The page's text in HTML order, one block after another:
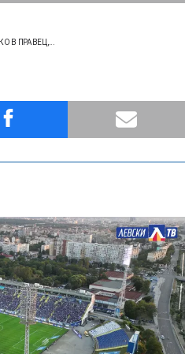
В ПРАВЕЦ,...